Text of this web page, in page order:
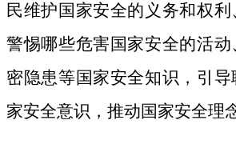
民维护国家安全的义务和权
警惕哪些危害国家安全的活
密隐患等国家安全知识，引导
家安全意识，推动国家安全理